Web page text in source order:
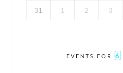
31 1 2 3
EVENTS FOR 6